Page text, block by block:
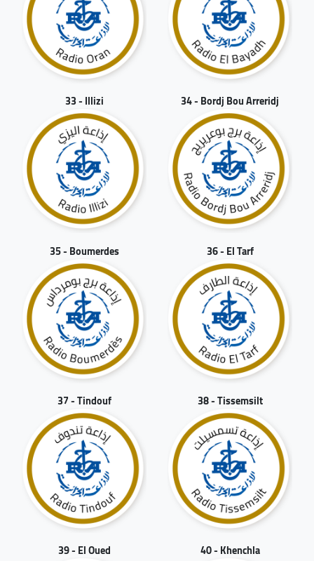
33 - Illizi 34 - Bordj Bou Arreridj
35 - Boumerdes 36 - El Tarf
37 - Tindouf 38 - Tissemsilt
39 - El Oued 40 - Khenchla